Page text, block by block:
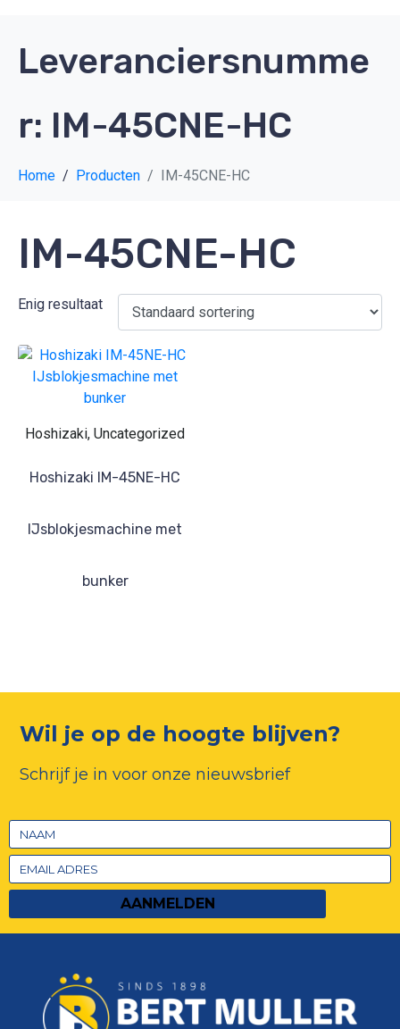
Leveranciersnumme
r: IM-45CNE-HC
Home Producten IM-45CNE-HC
IM-45CNE-HC
Enig resultaat
Hoshizaki, Uncategorized
Hoshizaki IM-45NE-HC
IJsblokjesmachine met
bunker
Wil je op de hoogte blijven?
Schrijf je in voor onze nieuwsbrief
AANMELDEN